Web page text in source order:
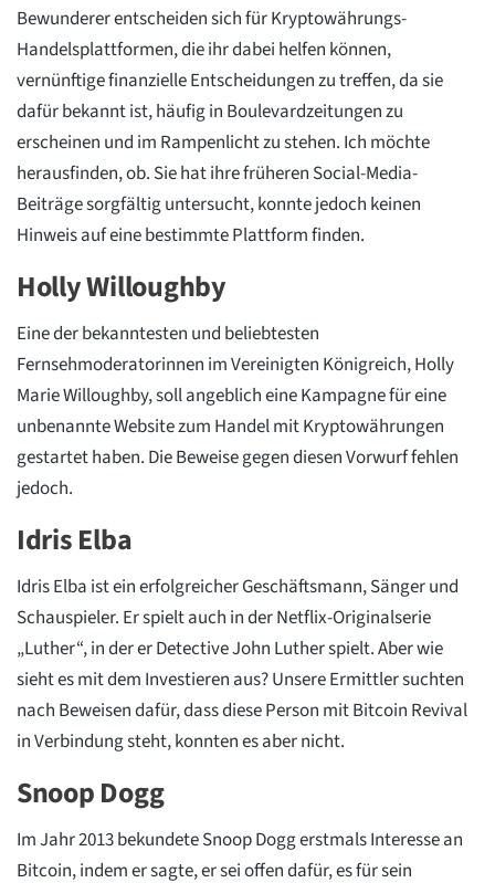
Bewunderer entscheiden sich für Kryptowährungs-
Handelsplattformen, die ihr dabei helfen können,
vernünftige finanzielle Entscheidungen zu treffen, da sie
dafür bekannt ist, häufig in Boulevardzeitungen zu
erscheinen und im Rampenlicht zu stehen. Ich möchte
herausfinden, ob. Sie hat ihre früheren Social-Media-
Beiträge sorgfältig untersucht, konnte jedoch keinen
Hinweis auf eine bestimmte Plattform finden.
Holly Willoughby
Eine der bekanntesten und beliebtesten
Fernsehmoderatorinnen im Vereinigten Königreich, Holly
Marie Willoughby, soll angeblich eine Kampagne für eine
unbenannte Website zum Handel mit Kryptowährungen
gestartet haben. Die Beweise gegen diesen Vorwurf fehlen
jedoch.
Idris Elba
Idris Elba ist ein erfolgreicher Geschäftsmann, Sänger und
Schauspieler. Er spielt auch in der Netflix-Originalserie
„Luther“, in der er Detective John Luther spielt. Aber wie
sieht es mit dem Investieren aus? Unsere Ermittler suchten
nach Beweisen dafür, dass diese Person mit Bitcoin Revival
in Verbindung steht, konnten es aber nicht.
Snoop Dogg
Im Jahr 2013 bekundete Snoop Dogg erstmals Interesse an
Bitcoin, indem er sagte, er sei offen dafür, es für sein